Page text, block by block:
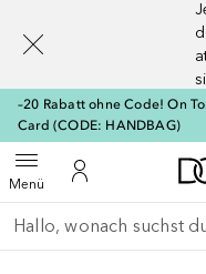
–20 Rabatt ohne Code! On
Card (CODE: HANDBAG)
MenüMenü öffnenZu Meinem
Gehe zurück
Suche ausführen